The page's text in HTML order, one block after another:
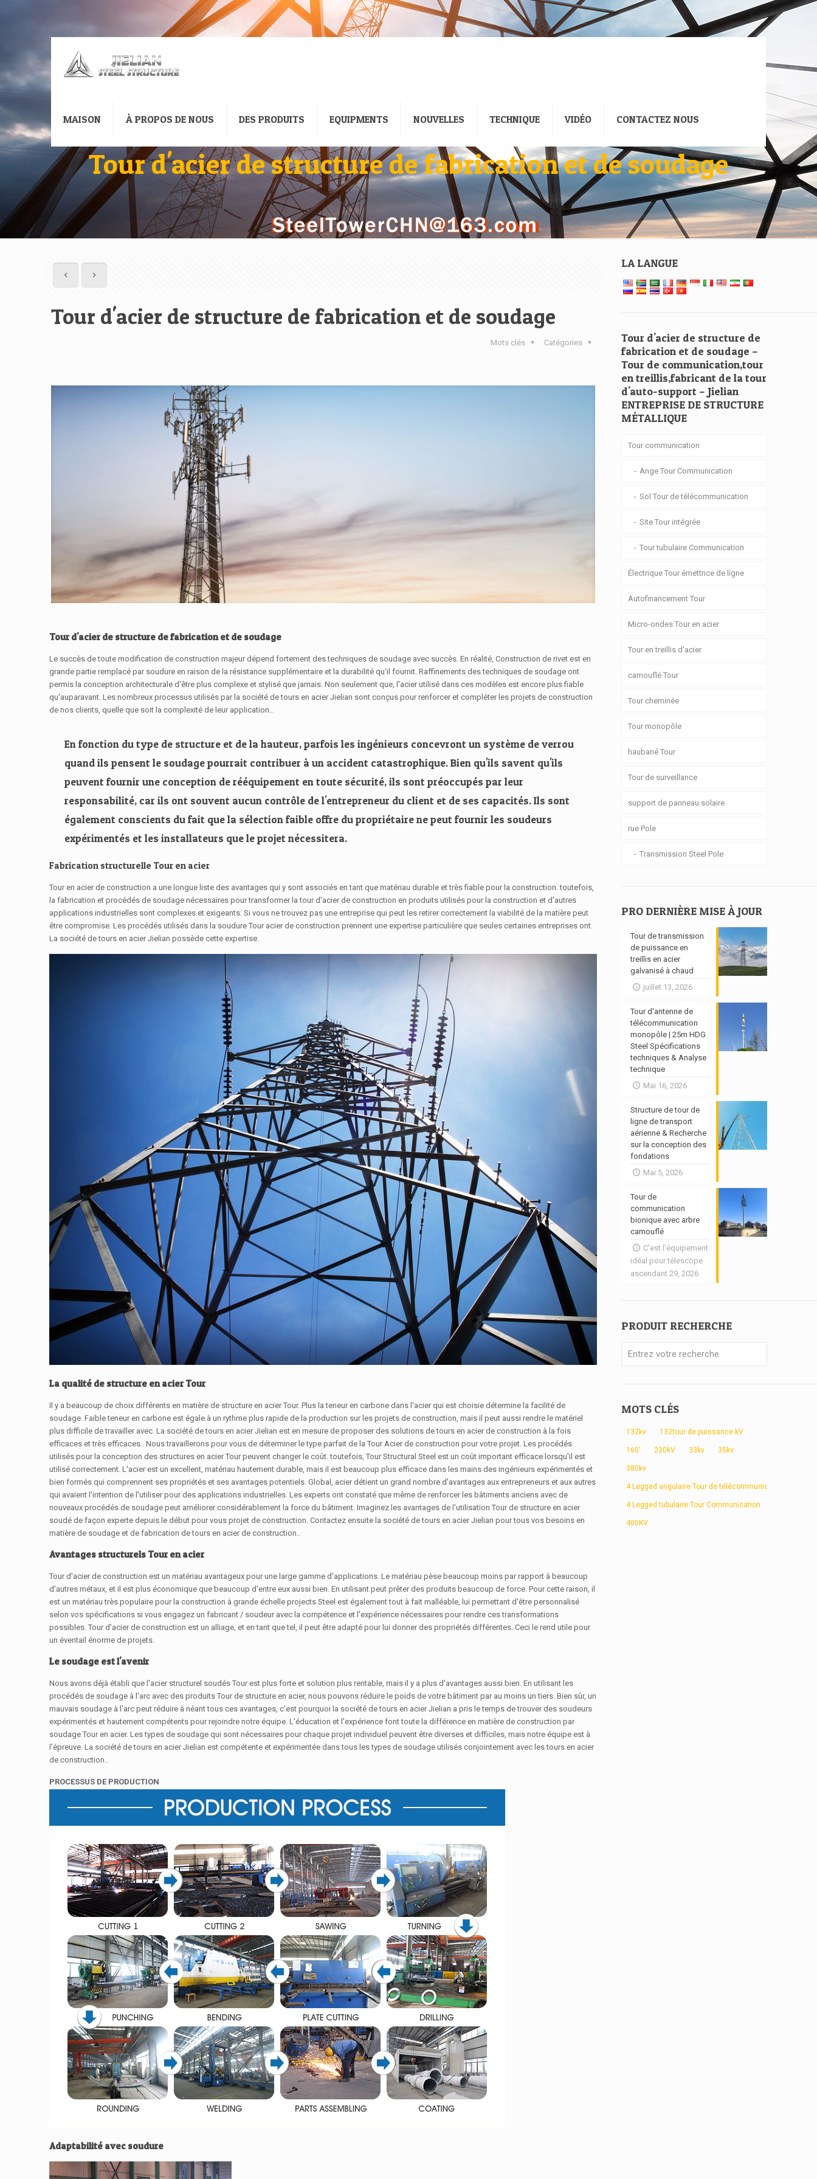
MAISON À PROPOS DE NOUS DES PRODUITS EQUIPMENTS NOUVELLES TECHNIQUE VIDÉO CONTACTEZ NOUS
Tour d'acier de structure de fabrication et de soudage
Tour d'acier de structure de fabrication et de soudage
Catégories
Mots clés
Tour d'acier de structure de fabrication et de soudage
Le succès de toute modification de construction majeur dépend fortement des techniques de soudage avec succès. En réalité, Construction de rivet est en
grande partie remplacé par soudure en raison de la résistance supplémentaire et la durabilité qu'il fournit. Raffinements des techniques de soudage ont
permis la conception architecturale d'être plus complexe et stylisé que jamais. Non seulement que, l'acier utilisé dans ces modèles est encore plus fiable
qu'auparavant. Les nombreux processus utilisés par la société de tours en acier Jielian sont conçus pour renforcer et compléter les projets de construction
de nos clients, quelle que soit la complexité de leur application..
En fonction du type de structure et de la hauteur, parfois les ingénieurs concevront un système de verrou
quand ils pensent le soudage pourrait contribuer à un accident catastrophique. Bien qu'ils savent qu'ils
peuvent fournir une conception de rééquipement en toute sécurité, ils sont préoccupés par leur
responsabilité, car ils ont souvent aucun contrôle de l'entrepreneur du client et de ses capacités. Ils sont
également conscients du fait que la sélection faible offre du propriétaire ne peut fournir les soudeurs
expérimentés et les installateurs que le projet nécessitera.
Fabrication structurelle Tour en acier
Tour en acier de construction a une longue liste des avantages qui y sont associés en tant que matériau durable et très fiable pour la construction. toutefois,
la fabrication et procédés de soudage nécessaires pour transformer la tour d'acier de construction en produits utilisés pour la construction et d'autres
applications industrielles sont complexes et exigeants. Si vous ne trouvez pas une entreprise qui peut les retirer correctement la viabilité de la matière peut
être compromise. Les procédés utilisés dans la soudure Tour acier de construction prennent une expertise particulière que seules certaines entreprises ont.
La société de tours en acier Jielian possède cette expertise.
La qualité de structure en acier Tour
Il y a beaucoup de choix différents en matière de structure en acier Tour. Plus la teneur en carbone dans l'acier qui est choisie détermine la facilité de
soudage. Faible teneur en carbone est égale à un rythme plus rapide de la production sur les projets de construction, mais il peut aussi rendre le matériel
plus difficile de travailler avec. La société de tours en acier Jielian est en mesure de proposer des solutions de tours en acier de construction à la fois
efficaces et très efficaces.. Nous travaillerons pour vous de déterminer le type parfait de la Tour Acier de construction pour votre projet. Les procédés
utilisés pour la conception des structures en acier Tour peuvent changer le coût. toutefois, Tour Structural Steel est un coût important efficace lorsqu'il est
utilisé correctement. L'acier est un excellent, matériau hautement durable, mais il est beaucoup plus efficace dans les mains des ingénieurs expérimentés et
bien formés qui comprennent ses propriétés et ses avantages potentiels. Global, acier détient un grand nombre d'avantages aux entrepreneurs et aux autres
qui avaient l'intention de l'utiliser pour des applications industrielles. Les experts ont constaté que même de renforcer les bâtiments anciens avec de
nouveaux procédés de soudage peut améliorer considérablement la force du bâtiment. Imaginez les avantages de l'utilisation Tour de structure en acier
soudé de façon experte depuis le début pour vous projet de construction. Contactez ensuite la société de tours en acier Jielian pour tous vos besoins en
matière de soudage et de fabrication de tours en acier de construction..
Avantages structurels Tour en acier
Tour d'acier de construction est un matériau avantageux pour une large gamme d'applications. Le matériau pèse beaucoup moins par rapport à beaucoup
d'autres métaux, et il est plus économique que beaucoup d'entre eux aussi bien. En utilisant peut prêter des produits beaucoup de force. Pour cette raison, il
est un matériau très populaire pour la construction à grande échelle projects.Steel est également tout à fait malléable, lui permettant d'être personnalisé
selon vos spécifications si vous engagez un fabricant / soudeur avec la compétence et l'expérience nécessaires pour rendre ces transformations
possibles. Tour d'acier de construction est un alliage, et en tant que tel, il peut être adapté pour lui donner des propriétés différentes. Ceci le rend utile pour
un éventail énorme de projets.
Le soudage est l'avenir
Nous avons déjà établi que l'acier structurel soudés Tour est plus forte et solution plus rentable, mais il y a plus d'avantages aussi bien. En utilisant les
procédés de soudage à l'arc avec des produits Tour de structure en acier, nous pouvons réduire le poids de votre bâtiment par au moins un tiers. Bien sûr, un
mauvais soudage à l'arc peut réduire à néant tous ces avantages, c'est pourquoi la société de tours en acier Jielian a pris le temps de trouver des soudeurs
expérimentés et hautement compétents pour rejoindre notre équipe. L'éducation et l'expérience font toute la différence en matière de construction par
soudage Tour en acier. Les types de soudage qui sont nécessaires pour chaque projet individuel peuvent être diverses et difficiles, mais notre équipe est à
l'épreuve. La société de tours en acier Jielian est compétente et expérimentée dans tous les types de soudage utilisés conjointement avec les tours en acier
de construction..
PROCESSUS DE PRODUCTION
Adaptabilité avec soudure
LA LANGUE
Tour d'acier de structure de
fabrication et de soudage –
Tour de communication,tour
en treillis,fabricant de la tour
d'auto-support – Jielian
ENTREPRISE DE STRUCTURE
MÉTALLIQUE
Tour communication
Ange Tour Communication
Sol Tour de télécommunication
Site Tour intégrée
Tour tubulaire Communication
Électrique Tour émettrice de ligne
Autofinancement Tour
Micro-ondes Tour en acier
Tour en treillis d'acier
camouflé Tour
Tour cheminée
Tour monopôle
haubané Tour
Tour de surveillance
support de panneau solaire
rue Pole
Transmission Steel Pole
PRO DERNIÈRE MISE À JOUR
Tour de transmission
de puissance en
treillis en acier
galvanisé à chaud
juillet 13, 2026
Tour d'antenne de
télécommunication
monopôle | 25m HDG
Steel Spécifications
techniques & Analyse
technique
Mai 16, 2026
Structure de tour de
ligne de transport
aérienne & Recherche
sur la conception des
fondations
Mai 5, 2026
Tour de
communication
bionique avec arbre
camouflé
C'est l'équipement
idéal pour télescope
ascendant 29, 2026
PRODUIT RECHERCHE
MOTS CLÉS
132kv 132tour de puissance kV
160' 230kV 33kv 35kv
380kv
4 Legged angulaire Tour de télécommunication
4 Legged tubulaire Tour Communication
400KV